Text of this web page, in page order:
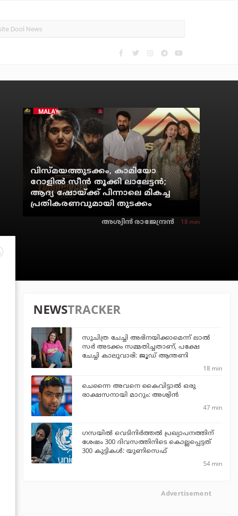
MALAYALAM CINEMA
വിസ്മയത്തുടക്കം, കാമിയോ
റോളില്‍ സീന്‍ തൂക്കി ലാലേട്ടന്‍;
ആദ്യ ഷോയ്ക്ക് പിന്നാലെ മികച്ച
പ്രതികരണവുമായി തുടക്കം
അശ്വിന്‍ രാജേന്ദ്രന്‍ 18 min
NEWSTRACKER
സുചിത്ര ചേച്ചി അഭിനയിക്കാമെന്ന് ലാല്‍
സര്‍ അടക്കം സമ്മതിച്ചതാണ്, പക്ഷേ
ചേച്ചി കാലുവാരി: ജൂഡ് ആന്തണി
18 min
ചെന്നൈ അവനെ കൈവിട്ടാല്‍ ഒരു
രാക്ഷസനായി മാറും: അശ്വിന്‍
47 min
ഗസയില്‍ വെടിനിര്‍ത്തല്‍ പ്രഖ്യാപനത്തിന്
ശേഷം 300 ദിവസത്തിനിടെ കൊല്ലപ്പെട്ടത്
300 കുട്ടികള്‍: യുണിസെഫ്
54 min
Advertisement